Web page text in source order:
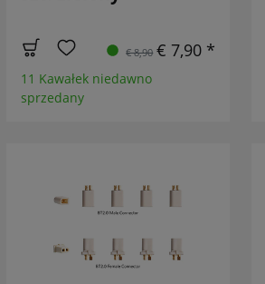
€ 8,90 € 7,90 *
11 Kawałek niedawno
sprzedany